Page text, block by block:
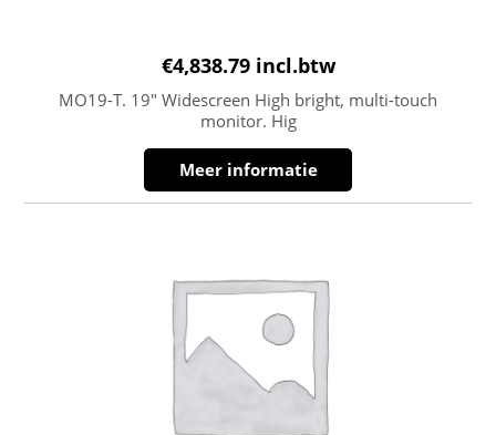
€4,838.79 incl.btw
MO19-T. 19″ Widescreen High bright, multi-touch
monitor. Hig
Meer informatie